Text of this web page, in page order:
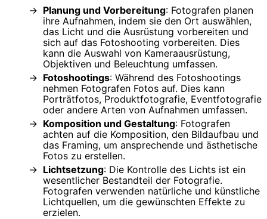
Planung und Vorbereitung: Fotografen planen
ihre Aufnahmen, indem sie den Ort auswählen,
das Licht und die Ausrüstung vorbereiten und
sich auf das Fotoshooting vorbereiten. Dies
kann die Auswahl von Kameraausrüstung,
Objektiven und Beleuchtung umfassen.
Fotoshootings: Während des Fotoshootings
nehmen Fotografen Fotos auf. Dies kann
Porträtfotos, Produktfotografie, Eventfotografie
oder andere Arten von Aufnahmen umfassen.
Komposition und Gestaltung: Fotografen
achten auf die Komposition, den Bildaufbau und
das Framing, um ansprechende und ästhetische
Fotos zu erstellen.
Lichtsetzung: Die Kontrolle des Lichts ist ein
wesentlicher Bestandteil der Fotografie.
Fotografen verwenden natürliche und künstliche
Lichtquellen, um die gewünschten Effekte zu
erzielen.